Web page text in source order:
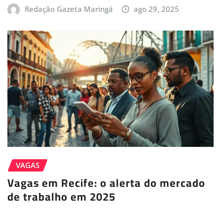
Redação Gazeta Maringá ago 29, 2025
VAGAS
Vagas em Recife: o alerta do mercado
de trabalho em 2025